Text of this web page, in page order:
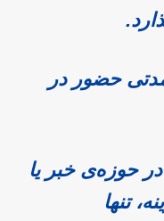
حضور در
حوزه‌ی خبر یا
تنها